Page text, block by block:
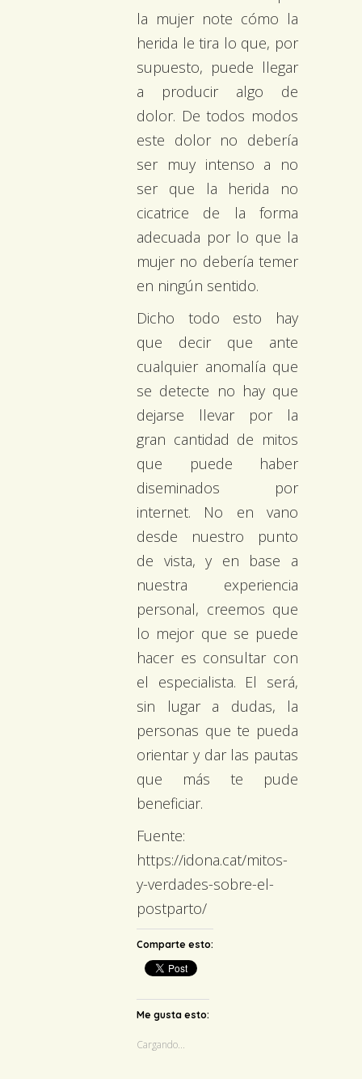
la mujer note cómo la
herida le tira lo que, por
supuesto, puede llegar
a producir algo de
dolor. De todos modos
este dolor no debería
ser muy intenso a no
ser que la herida no
cicatrice de la forma
adecuada por lo que la
mujer no debería temer
en ningún sentido.
Dicho todo esto hay
que decir que ante
cualquier anomalía que
se detecte no hay que
dejarse llevar por la
gran cantidad de mitos
que puede haber
diseminados por
internet. No en vano
desde nuestro punto
de vista, y en base a
nuestra experiencia
personal, creemos que
lo mejor que se puede
hacer es consultar con
el especialista. El será,
sin lugar a dudas, la
personas que te pueda
orientar y dar las pautas
que más te pude
beneficiar.
Fuente:
https://idona.cat/mitos-
y-verdades-sobre-el-
postparto/
Comparte esto:
Me gusta esto:
Cargando...